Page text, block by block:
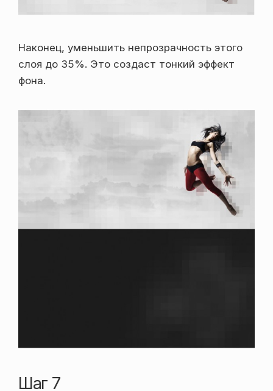
Наконец, уменьшить непрозрачность этого
слоя до 35%. Это создаст тонкий эффект
фона.
Шаг 7